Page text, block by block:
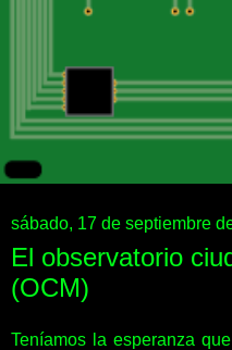
sábado, 17 de septiembre
El observatorio
(OCM)
Teníamos la esperanza